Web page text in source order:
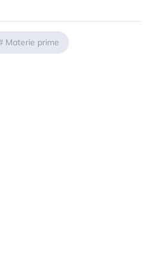
Materie prime